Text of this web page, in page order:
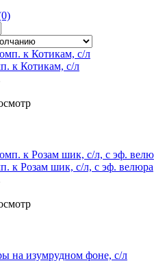
к Котикам, с/л
к Розам шик, с/л, с эф. велюра